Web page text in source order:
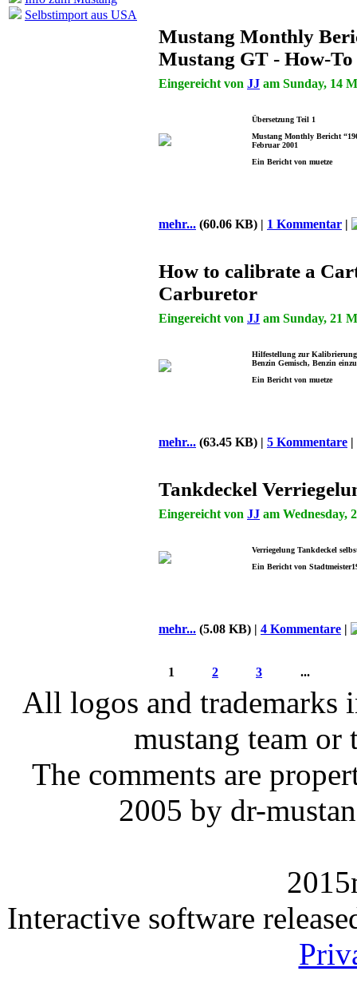
Selbstimport aus USA
Mustang Monthly
Mustang GT - How-
Eingereicht von JJ am Sunday, 14
Übersetzung Teil 1
Mustang Monthly Bericht
Februar 2001
Ein Bericht von muetze
mehr... (60.06 KB) | 1 Kommentar |
How to calibrate a
Carburetor
Eingereicht von JJ am Sunday, 21
Hilfestellung zur Kalibrierung
Benzin Gemisch, Benzin
Ein Bericht von muetze
mehr... (63.45 KB) | 5 Kommentare |
Tankdeckel
Eingereicht von JJ am Wednesday,
Verriegelung Tankdeckel
Ein Bericht von
mehr... (5.08 KB) | 4 Kommentare |
1 2 3 ...
All logos and trademarks
mustang team or
The comments are
2005 by dr-
Interactive software